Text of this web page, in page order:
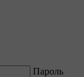
Пароль